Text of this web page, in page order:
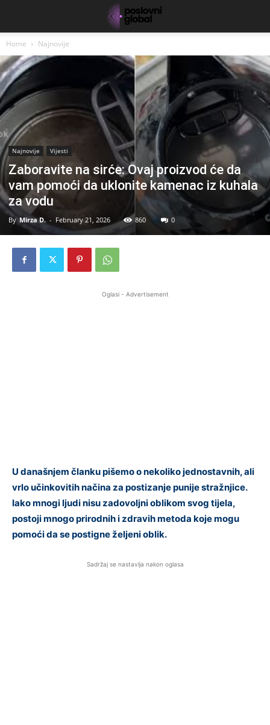
Home Najnovije
Najnovije Vijesti
Zaboravite na sirće: Ovaj proizvod će da
vam pomoći da uklonite kamenac iz kuhala
za vodu
By Mirza D. - February 21, 2026 860 0
Oglasi - Advertisement
U današnjem članku pišemo o nekoliko jednostavnih, ali
vrlo učinkovitih načina za postizanje punije stražnjice.
Iako mnogi ljudi nisu zadovoljni oblikom svog tijela,
postoji mnogo prirodnih i zdravih metoda koje mogu
pomoći da se postigne željeni oblik.
Sadržaj se nastavlja nakon oglasa